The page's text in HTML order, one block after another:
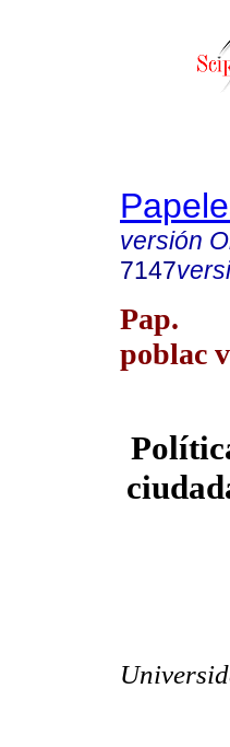
versión
7147
Pap.
poblac